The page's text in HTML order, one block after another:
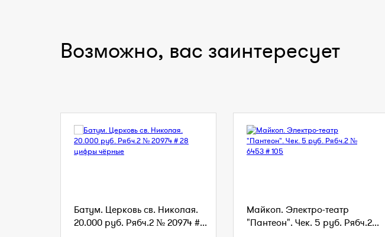
Возможно, вас заинтересует
Батум. Церковь св. Николая.
20.000 руб. Рябч.2 № 20974 #...
Майкоп. Электро-театр
"Пантеон". Чек. 5 руб. Рябч.2...